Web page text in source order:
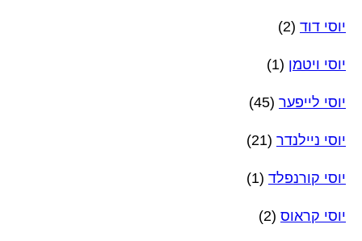
יוסי דוד (2)
יוסי ויטמן (1)
יוסי לייפער (45)
יוסי ניילנדר (21)
יוסי קורנפלד (1)
יוסי קראוס (2)